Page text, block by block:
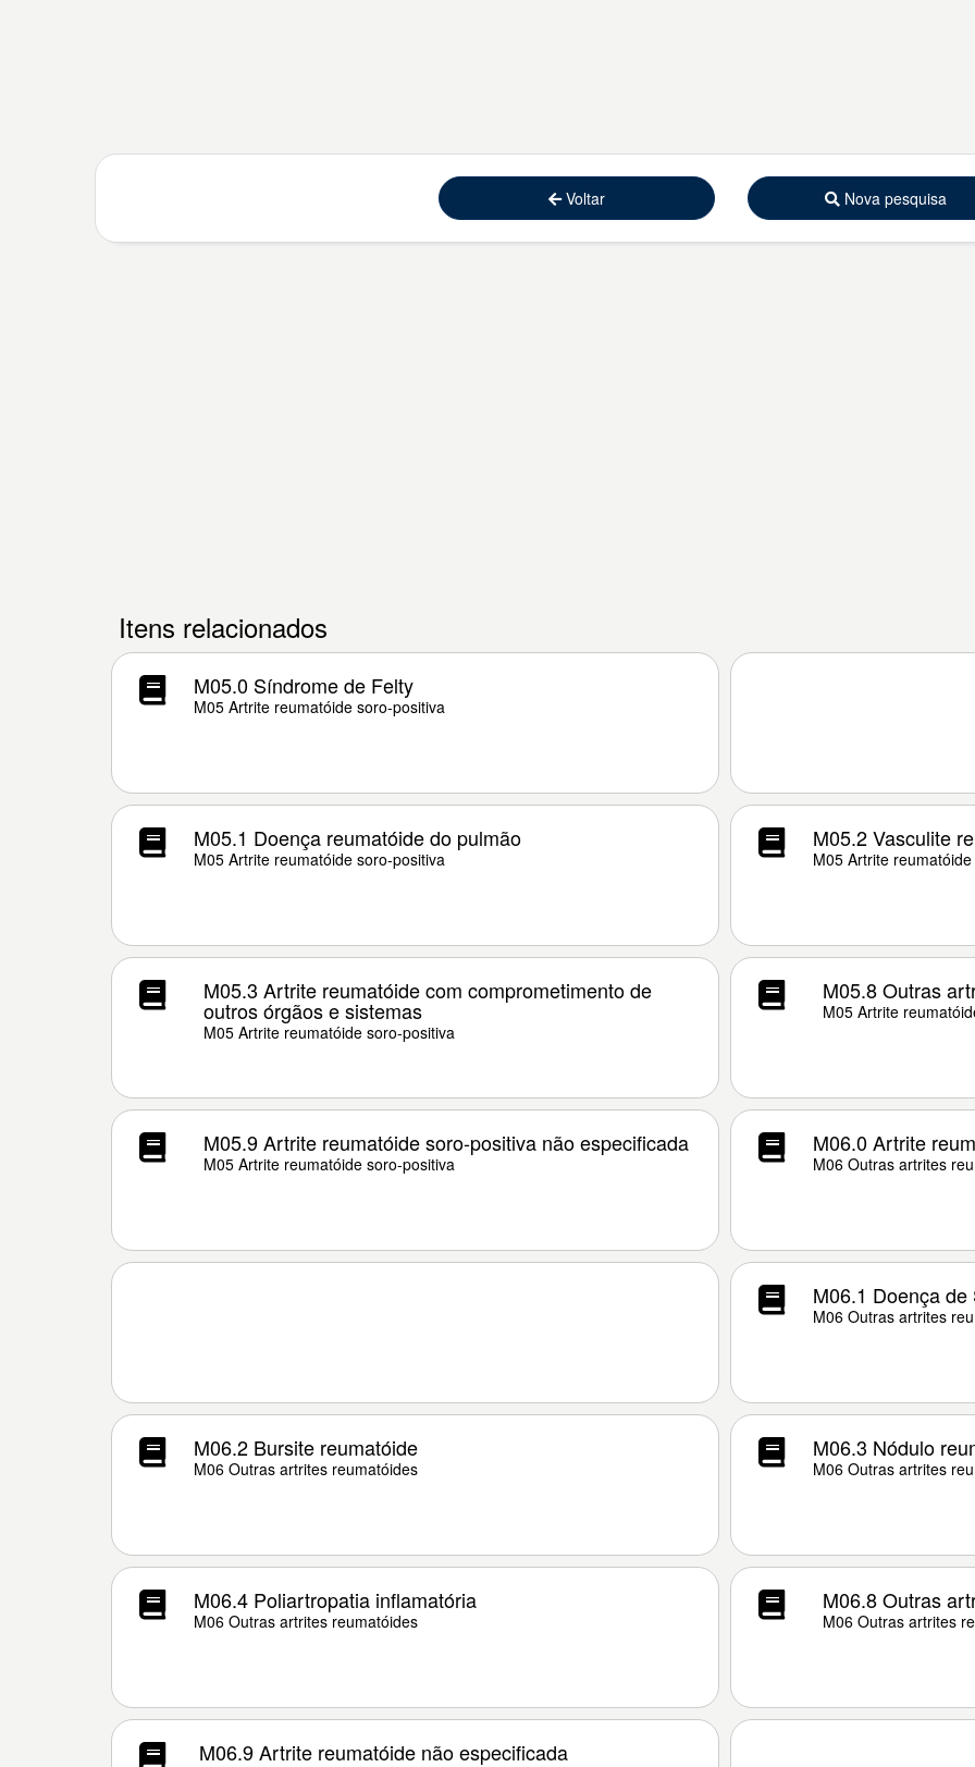
Voltar Nova pesquisa
Itens relacionados
M05.0 Síndrome de Felty
M05 Artrite reumatóide soro-positiva
M05.1 Doença reumatóide do pulmão
M05 Artrite reumatóide soro-positiva
M05.2 Vasculite
M05 Artrite
M05.3 Artrite reumatóide com comprometimento de
outros órgãos e sistemas
M05 Artrite reumatóide soro-positiva
M05.8 Outras
M05 Artrite
M05.9 Artrite reumatóide soro-positiva não especificada
M05 Artrite reumatóide soro-positiva
M06.0 Artrite
M06 Outras artrites
M06.1 Doença
M06 Outras artrites
M06.2 Bursite reumatóide
M06 Outras artrites reumatóides
M06.3 Nódulo
M06 Outras artrites
M06.4 Poliartropatia inflamatória
M06 Outras artrites reumatóides
M06.8 Outras
M06 Outras artrites
M06.9 Artrite reumatóide não especificada